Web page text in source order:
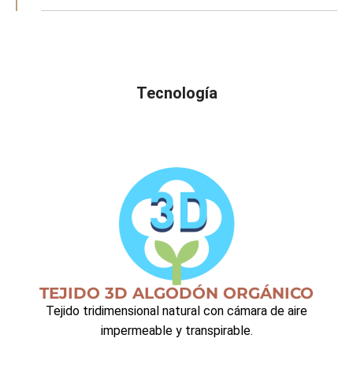
Tecnología
TEJIDO 3D ALGODÓN ORGÁNICO
Tejido tridimensional natural con cámara de aire
impermeable y transpirable.